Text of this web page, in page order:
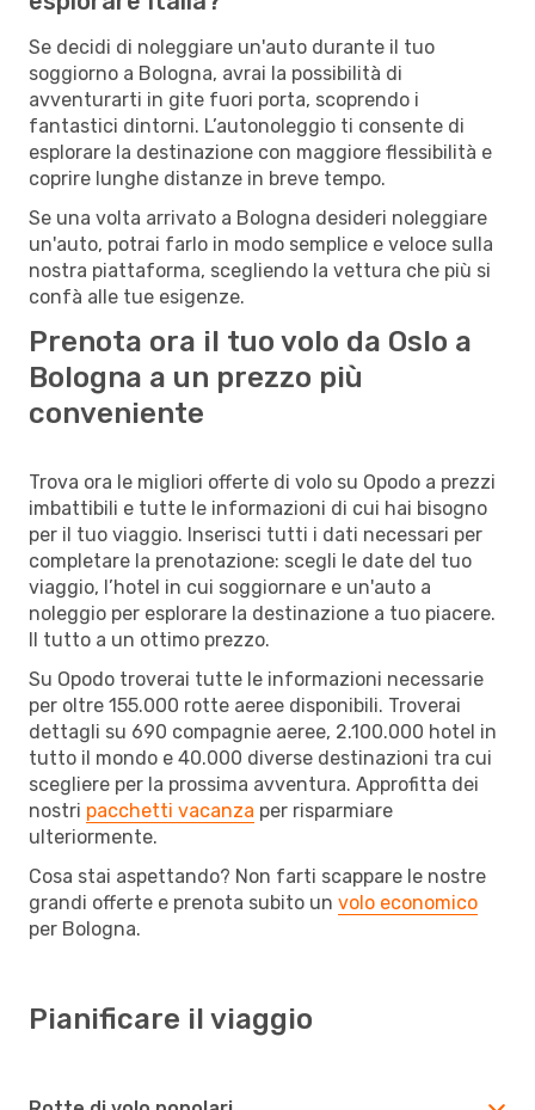
Se decidi di noleggiare un'auto durante il tuo
soggiorno a Bologna, avrai la possibilità di
avventurarti in gite fuori porta, scoprendo i
fantastici dintorni. L’autonoleggio ti consente di
esplorare la destinazione con maggiore flessibilità e
coprire lunghe distanze in breve tempo.
Se una volta arrivato a Bologna desideri noleggiare
un'auto, potrai farlo in modo semplice e veloce sulla
nostra piattaforma, scegliendo la vettura che più si
confà alle tue esigenze.
Prenota ora il tuo volo da Oslo a
Bologna a un prezzo più
conveniente
Trova ora le migliori offerte di volo su Opodo a prezzi
imbattibili e tutte le informazioni di cui hai bisogno
per il tuo viaggio. Inserisci tutti i dati necessari per
completare la prenotazione: scegli le date del tuo
viaggio, l’hotel in cui soggiornare e un'auto a
noleggio per esplorare la destinazione a tuo piacere.
Il tutto a un ottimo prezzo.
Su Opodo troverai tutte le informazioni necessarie
per oltre 155.000 rotte aeree disponibili. Troverai
dettagli su 690 compagnie aeree, 2.100.000 hotel in
tutto il mondo e 40.000 diverse destinazioni tra cui
scegliere per la prossima avventura. Approfitta dei
nostri pacchetti vacanza per risparmiare
ulteriormente.
Cosa stai aspettando? Non farti scappare le nostre
grandi offerte e prenota subito un volo economico
per Bologna.
Pianificare il viaggio